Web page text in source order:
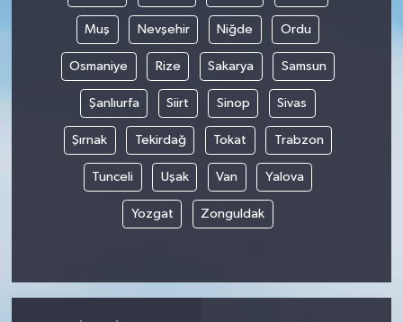
Muş Nevşehir Niğde Ordu
Osmaniye Rize Sakarya Samsun
Şanlıurfa Siirt Sinop Sivas
Şırnak Tekirdağ Tokat Trabzon
Tunceli Uşak Van Yalova
Yozgat Zonguldak